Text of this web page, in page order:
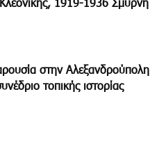
Κλεονίκης, 1919-1936 Σμύρνη
στην Αλεξανδρούπολη
τοπικής ιστορίας